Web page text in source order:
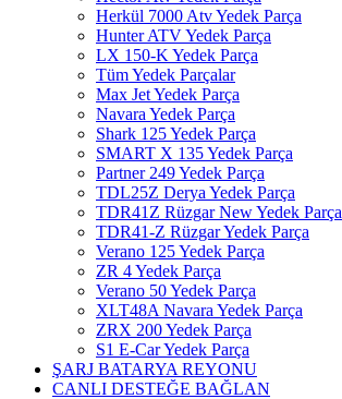
Herkül 7000 Atv Yedek Parça
Hunter ATV Yedek Parça
LX 150-K Yedek Parça
Tüm Yedek Parçalar
Max Jet Yedek Parça
Navara Yedek Parça
Shark 125 Yedek Parça
SMART X 135 Yedek Parça
Partner 249 Yedek Parça
TDL25Z Derya Yedek Parça
TDR41Z Rüzgar New Yedek Parça
TDR41-Z Rüzgar Yedek Parça
Verano 125 Yedek Parça
ZR 4 Yedek Parça
Verano 50 Yedek Parça
XLT48A Navara Yedek Parça
ZRX 200 Yedek Parça
S1 E-Car Yedek Parça
ŞARJ BATARYA REYONU
CANLI DESTEĞE BAĞLAN